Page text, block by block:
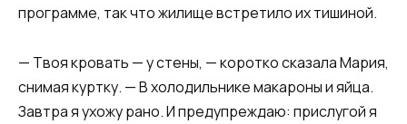
программе, так что жилище встретило их тишиной.
— Твоя кровать — у стены, — коротко сказала Мария,
снимая куртку. — В холодильнике макароны и яйца.
Завтра я ухожу рано. И предупреждаю: прислугой я